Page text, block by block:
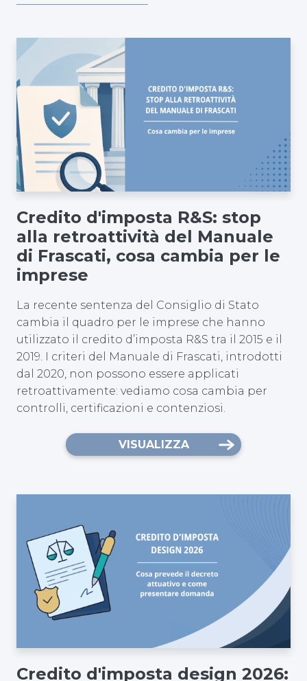
Credito d'imposta R&S: stop
alla retroattività del Manuale
di Frascati, cosa cambia per le
imprese
La recente sentenza del Consiglio di Stato
cambia il quadro per le imprese che hanno
utilizzato il credito d’imposta R&S tra il 2015 e il
2019. I criteri del Manuale di Frascati, introdotti
dal 2020, non possono essere applicati
retroattivamente: vediamo cosa cambia per
controlli, certificazioni e contenziosi.
VISUALIZZA
Credito d'imposta design 2026: